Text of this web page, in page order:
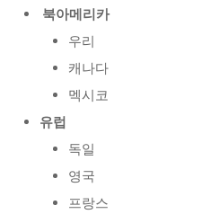
북아메리카
우리
캐나다
멕시코
유럽
독일
영국
프랑스